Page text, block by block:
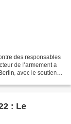
des responsables
de l’armement a
avec le soutien
: Le